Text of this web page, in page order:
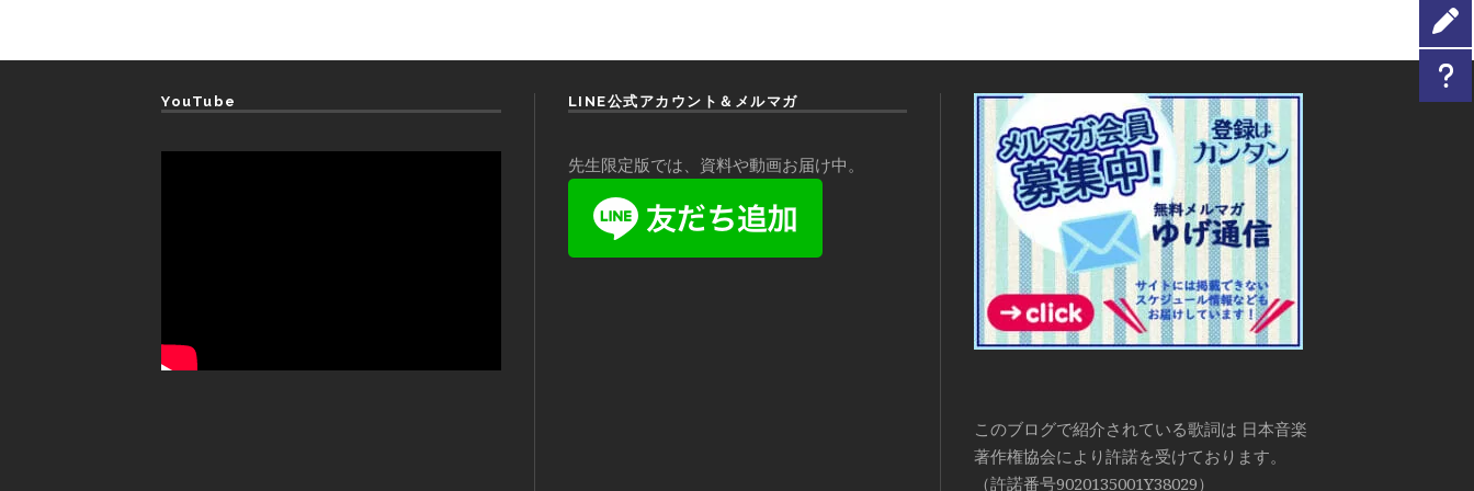
YouTube LINE公式アカウント＆メルマガ
先生限定版では、資料や動画お届け中。
このブログで紹介されている歌詞は 日本音楽
著作権協会により許諾を受けております。
（許諾番号9020135001Y38029）